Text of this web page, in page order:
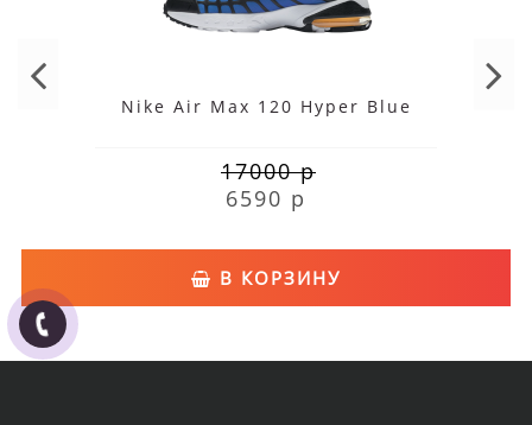
Nike Air Max 120 Hyper Blue
17000 р
6590 р
В КОРЗИНУ